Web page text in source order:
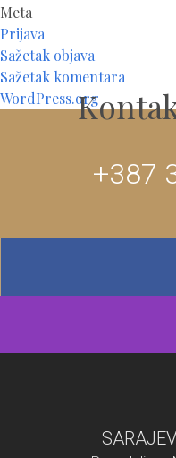
Meta
Prijava
Sažetak objava
Sažetak komentara
WordPress.org
+387